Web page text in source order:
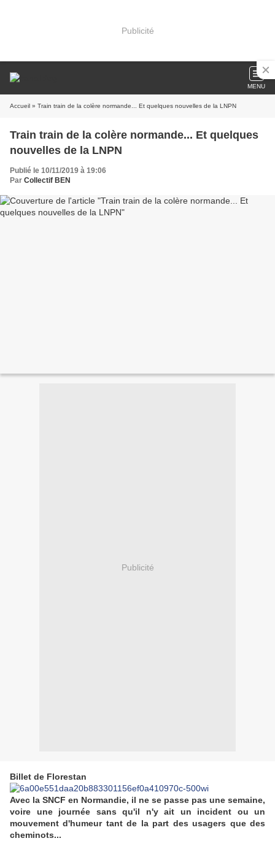
Publicité
MENU
Accueil » Train train de la colère normande... Et quelques nouvelles de la LNPN
Train train de la colère normande... Et quelques
nouvelles de la LNPN
Publié le 10/11/2019 à 19:06
Par Collectif BEN
Publicité
Billet de Florestan
Avec la SNCF en Normandie, il ne se passe pas une semaine,
voire une journée sans qu'il n'y ait un incident ou un
mouvement d'humeur tant de la part des usagers que des
cheminots...